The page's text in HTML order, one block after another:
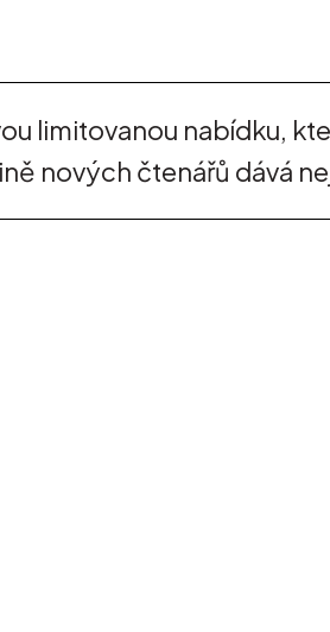
limitovanou nabídku,
nových čtenářů dává